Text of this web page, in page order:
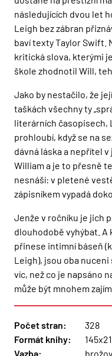
následujících dvou let
Leigh bez zábran
baví texty Taylor Swift.
kritická slova, kterými
škole zhodnotil Will,
Jako by nestačilo, že
taškách všechny ty
literárních časopisech,
prohloubí, když se na
dávná láska a nepřítel
William a je to přesně
nesnáší: v pletené
zápisníkem vypadá
Jenže v ročníku je jich
dlouhodobě vyhýbat. A
přinese intimní báseň
Leigh), jsou oba
víc, než co je napsáno
může být mnohem
Počet stran:
328
Formát knihy:
Vazba: